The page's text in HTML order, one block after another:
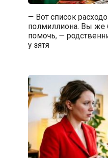
— Вот список
полмиллиона. Вы же
помочь, —
у зятя